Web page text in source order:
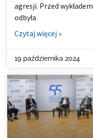
agresji. Przed wykładem
odbyła
Czytaj więcej »
19 października 2024